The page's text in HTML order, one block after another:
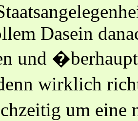
Dasein
und
wirklich
um